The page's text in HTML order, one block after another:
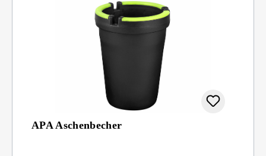
APA Aschenbecher